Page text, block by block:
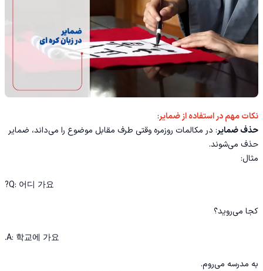
نکات مهم در استفاده از ضمایر:
حذف ضمایر: در مکالمات روزمره وقتی طرف مقابل موضوع را می‌داند، ضمایر
حذف می‌شوند.
مثال:
Q: 어디 가요?
کجا می‌روید؟
A: 학교에 가요.
به مدرسه می‌روم.